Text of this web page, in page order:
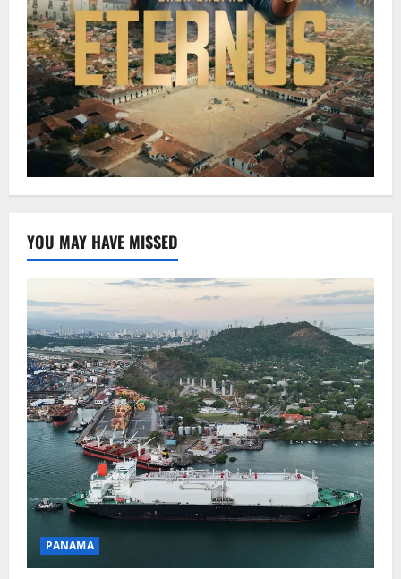
YOU MAY HAVE MISSED
PANAMA